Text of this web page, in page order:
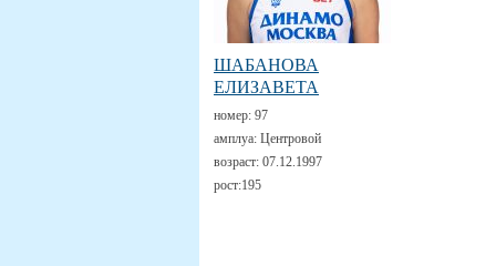
ШАБАНОВА
ЕЛИЗАВЕТА
номер: 97
амплуа: Центровой
возраст: 07.12.1997
рост:195